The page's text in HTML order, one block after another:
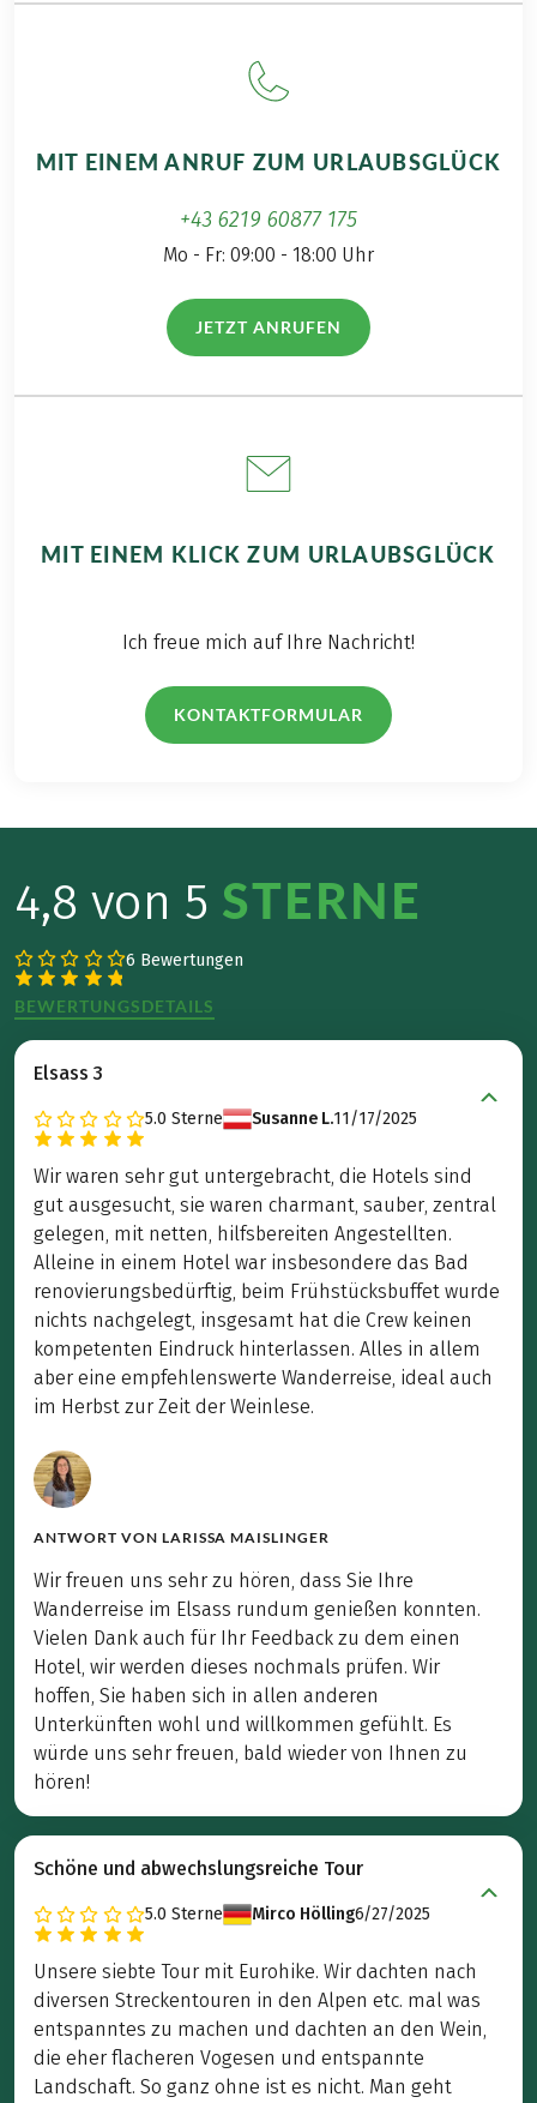
MIT EINEM ANRUF ZUM URLAUBSGLÜCK
+43 6219 60877 175
Mo - Fr: 09:00 - 18:00 Uhr
JETZT ANRUFEN(LINK ÖFFNET IN NEUEM TAB)
MIT EINEM KLICK ZUM URLAUBSGLÜCK
Ich freue mich auf Ihre Nachricht!
KONTAKTFORMULAR
4,8 von 5 STERNE
6 Bewertungen
BEWERTUNGSDETAILS
Elsass 3
5.0 Sterne Susanne L.11/17/2025
Wir waren sehr gut untergebracht, die Hotels sind
gut ausgesucht, sie waren charmant, sauber, zentral
gelegen, mit netten, hilfsbereiten Angestellten.
Alleine in einem Hotel war insbesondere das Bad
renovierungsbedürftig, beim Frühstücksbuffet wurde
nichts nachgelegt, insgesamt hat die Crew keinen
kompetenten Eindruck hinterlassen. Alles in allem
aber eine empfehlenswerte Wanderreise, ideal auch
im Herbst zur Zeit der Weinlese.
ANTWORT VON LARISSA MAISLINGER
Wir freuen uns sehr zu hören, dass Sie Ihre
Wanderreise im Elsass rundum genießen konnten.
Vielen Dank auch für Ihr Feedback zu dem einen
Hotel, wir werden dieses nochmals prüfen. Wir
hoffen, Sie haben sich in allen anderen
Unterkünften wohl und willkommen gefühlt. Es
würde uns sehr freuen, bald wieder von Ihnen zu
hören!
Schöne und abwechslungsreiche Tour
5.0 Sterne Mirco Hölling6/27/2025
Unsere siebte Tour mit Eurohike. Wir dachten nach
diversen Streckentouren in den Alpen etc. mal was
entspanntes zu machen und dachten an den Wein,
die eher flacheren Vogesen und entspannte
Landschaft. So ganz ohne ist es nicht. Man geht